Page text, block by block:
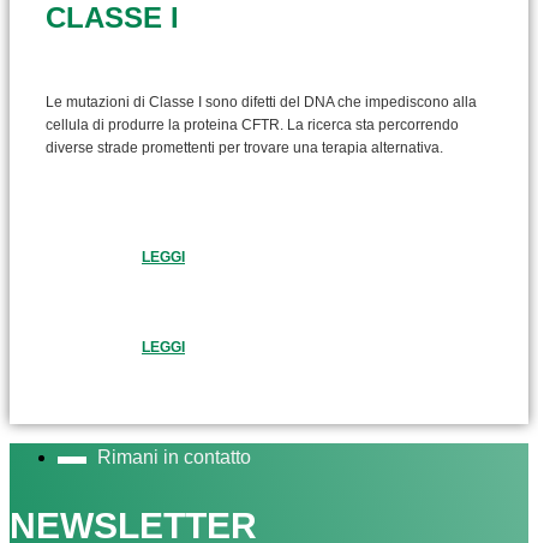
CLASSE I
Le mutazioni di Classe I sono difetti del DNA che impediscono alla
cellula di produrre la proteina CFTR. La ricerca sta percorrendo
diverse strade promettenti per trovare una terapia alternativa.
LEGGI
LEGGI
Rimani in contatto
NEWSLETTER